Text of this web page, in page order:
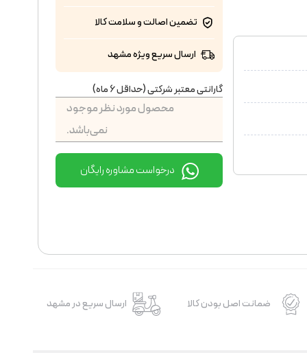
تضمین اصالت و سلامت کالا
ارسال سریع ویژه مشهد
گارانتی معتبر شرکتی (حداقل 6 ماه)
محصول مورد نظر موجود
نمی‌باشد.
درخواست مشاوره رایگان
ضمانت اصل بودن کالا ارسال سریع در مشهد